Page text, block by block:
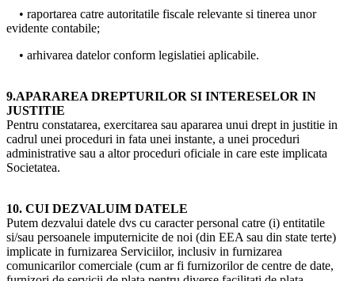
• raportarea catre autoritatile fiscale relevante si tinerea unor
evidente contabile;
• arhivarea datelor conform legislatiei aplicabile.
9.APARAREA DREPTURILOR SI INTERESELOR IN
JUSTITIE
Pentru constatarea, exercitarea sau apararea unui drept in justitie in
cadrul unei proceduri in fata unei instante, a unei proceduri
administrative sau a altor proceduri oficiale in care este implicata
Societatea.
10. CUI DEZVALUIM DATELE
Putem dezvalui datele dvs cu caracter personal catre (i) entitatile
si/sau persoanele imputernicite de noi (din EEA sau din state terte)
implicate in furnizarea Serviciilor, inclusiv in furnizarea
comunicarilor comerciale (cum ar fi furnizorilor de centre de date,